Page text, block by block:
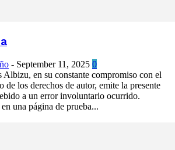
- September 11, 2025 0
en su constante compromiso con el
de los derechos de autor, emite la presente
a un error involuntario ocurrido.
una página de prueba...